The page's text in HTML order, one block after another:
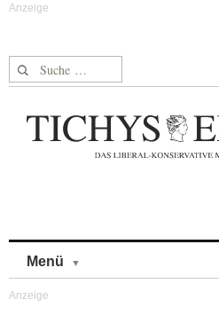
Suche nach:
Menü